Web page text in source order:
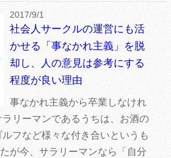
2017/9/1
社会人サークルの運営にも活
かせる「事なかれ主義」を脱
却し、人の意見は参考にする
程度が良い理由
事なかれ主義から卒業しなけれ
リーマンであるうちは、お酒の
フなど様々な付き合いというも
が今、サラリーマンなら「自分